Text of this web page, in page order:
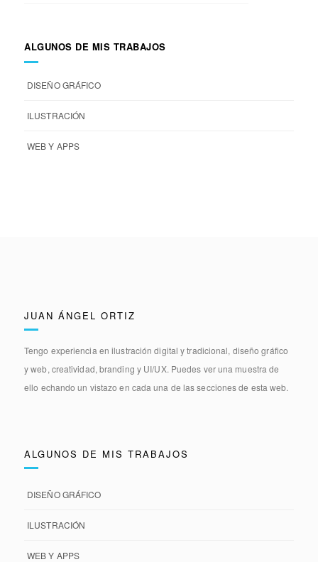
ALGUNOS DE MIS TRABAJOS
DISEÑO GRÁFICO
ILUSTRACIÓN
WEB Y APPS
JUAN ÁNGEL ORTIZ
Tengo experiencia enilustración digital y tradicional, diseño gráfico
y web, creatividad, branding y UI/UX. Puedes ver una muestra de
ello echando un vistazo en cada una de las secciones de esta web.
ALGUNOS DE MIS TRABAJOS
DISEÑO GRÁFICO
ILUSTRACIÓN
WEB Y APPS